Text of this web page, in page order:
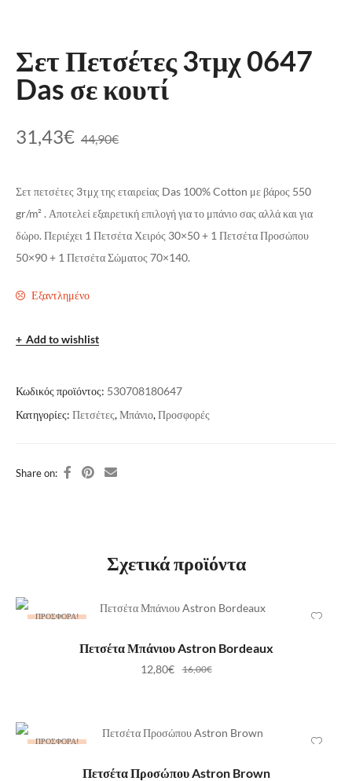
Σετ Πετσέτες 3τμχ 0647
Das σε κουτί
44,90€
31,43€
Σετ πετσέτες 3τμχ της εταιρείας Das 100% Cotton με βάρος 550
gr/m² . Αποτελεί εξαιρετική επιλογή για το μπάνιο σας αλλά και για
δώρο. Περιέχει 1 Πετσέτα Χειρός 30×50 + 1 Πετσέτα Προσώπου
50×90 + 1 Πετσέτα Σώματος 70×140.
Εξαντλημένο
Add to wishlist
Κωδικός προϊόντος: 530708180647
Κατηγορίες: Πετσέτες,Μπάνιο,Προσφορές
Share on:
Σχετικά προϊόντα
ΠΡΟΣΦΟΡΆ!
ΠΡΟΣΘΉΚΗ ΣΤΟ ΚΑΛΆΘΙ
Πετσέτα Μπάνιου Astron Bordeaux
16,00€
12,80€
ΠΡΟΣΦΟΡΆ!
ΠΡΟΣΘΉΚΗ ΣΤΟ ΚΑΛΆΘΙ
Πετσέτα Προσώπου Astron Brown